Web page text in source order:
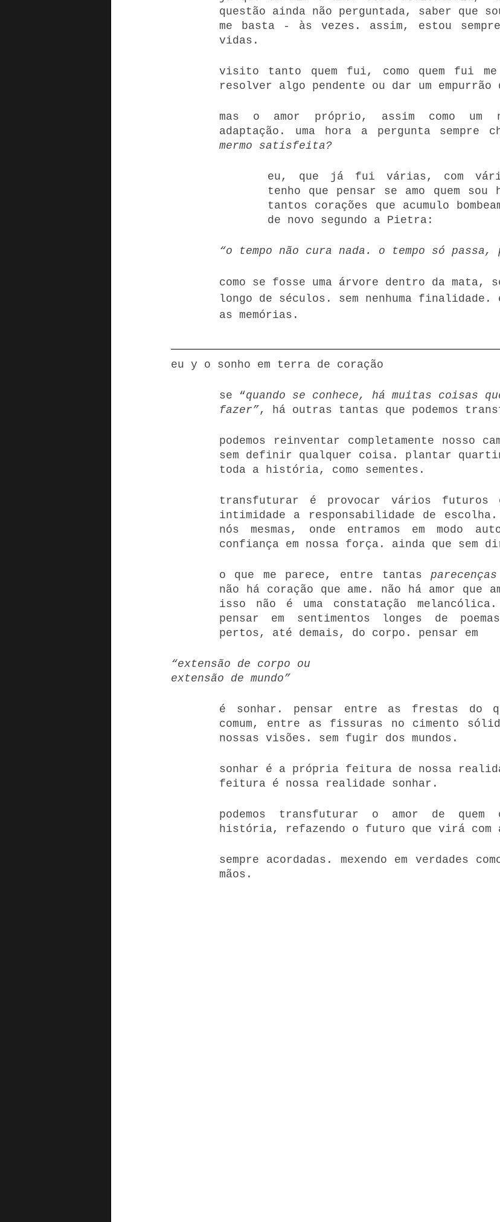
questão ainda não perguntada, saber que
me basta - às vezes. assim, estou
vidas.
visito tanto quem fui, como quem fui
resolver algo pendente ou dar um empurrão
mas o amor próprio, assim como um
adaptação. uma hora a pergunta sempre
mermo satisfeita?
eu, que já fui várias, com
tenho que pensar se amo quem
tantos corações que acumulo
de novo segundo a Pietra:
“o tempo não cura nada. o tempo só passa,
como se fosse uma árvore dentro da mata,
longo de séculos. sem nenhuma finalidade.
as memórias.
eu y o sonho em terra de coração
se “quando se conhece, há muitas coisas
fazer” , há outras tantas que podemos
podemos reinventar completamente nosso
sem definir qualquer coisa. plantar
toda a história, como sementes.
transfuturar é provocar vários futuros
intimidade a responsabilidade de
nós mesmas, onde entramos em modo
confiança em nossa força. ainda que sem
o que me parece, entre tantas parecenças
não há coração que ame. não há amor que
isso não é uma constatação
pensar em sentimentos longes de
pertos, até demais, do corpo. pensar em
“extensão de corpo ou
extensão de mundo”
é sonhar. pensar entre as frestas do
comum, entre as fissuras no cimento
nossas visões. sem fugir dos mundos.
sonhar é a própria feitura de nossa
feitura é nossa realidade sonhar.
podemos transfuturar o amor de quem
história, refazendo o futuro que virá com
sempre acordadas. mexendo em verdades
mãos.